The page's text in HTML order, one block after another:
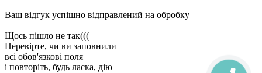
Ваш відгук успішно відправлений на обробку
Щось пішло не так(((
Перевірте, чи ви заповнили
всі обов'язкові поля
і повторіть, будь ласка, дію